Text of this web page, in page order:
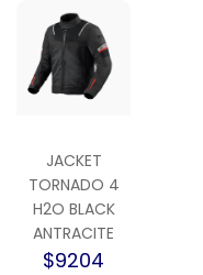
JACKET
TORNADO 4
H2O BLACK
ANTRACITE
$9204